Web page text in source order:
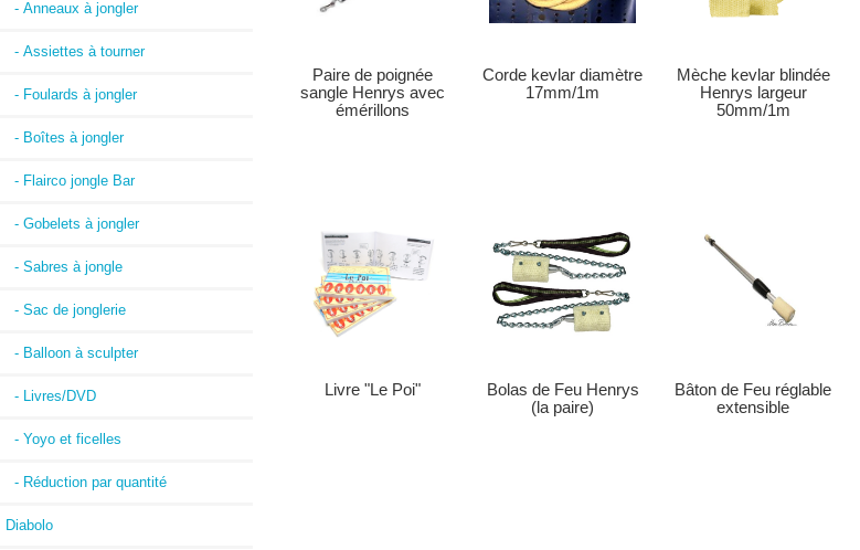
- Anneaux à jongler
- Assiettes à tourner
- Foulards à jongler
- Boîtes à jongler
- Flairco jongle Bar
- Gobelets à jongler
- Sabres à jongle
- Sac de jonglerie
- Balloon à sculpter
- Livres/DVD
- Yoyo et ficelles
- Réduction par quantité
Diabolo
Paire de poignée
sangle Henrys avec
émérillons
Corde kevlar diamètre
17mm/1m
Mèche kevlar blindée
Henrys largeur
50mm/1m
Livre "Le Poi"
Bolas de Feu Henrys
(la paire)
Bâton de Feu réglable
extensible